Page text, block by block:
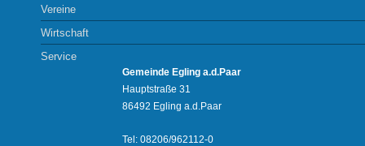
Vereine
Wirtschaft
Service
Gemeinde Egling a.d.Paar
Hauptstraße 31
86492 Egling a.d.Paar
Tel: 08206/962112-0